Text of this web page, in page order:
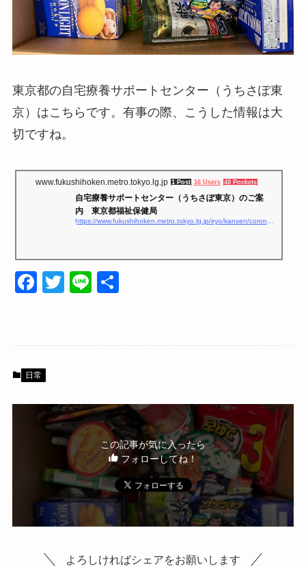
東京都の自宅療養サポートセンター（うちさぽ東
京）はこちらです。有事の際、こうした情報は大
切ですね。
www.fukushihoken.metro.tokyo.lg.jp 1 Post 16 Users 48 Pockets
自宅療養サポートセンター（うちさぽ東京）のご案
内 東京都福祉保健局
F
e
b
o
k
T
er
Li 共
日常
この記事が気に入ったら
フォローしてね！
よろしければシェアをお願いします